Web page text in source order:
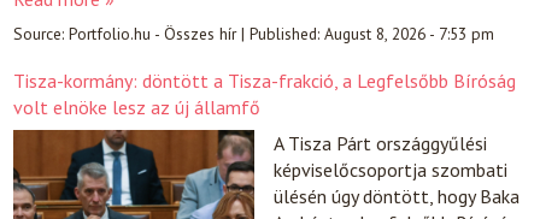
Source:Portfolio.hu - Összes hír|Published:August 8, 2026 - 7:53 pm
Tisza-kormány: döntött a Tisza-frakció, a Legfelsőbb Bíróság
volt elnöke lesz az új államfő
A Tisza Párt országgyűlési
képviselőcsoportja szombati
ülésén úgy döntött, hogy Baka